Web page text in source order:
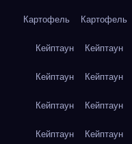
Картофель Картофель
Кейптаун Кейптаун
Кейптаун Кейптаун
Кейптаун Кейптаун
Кейптаун Кейптаун